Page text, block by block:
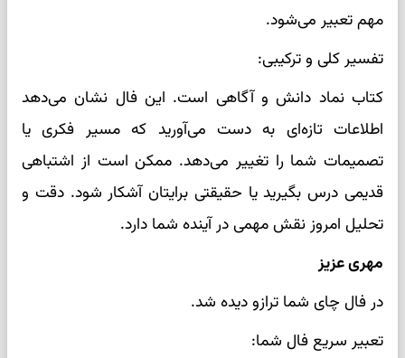
مهم تعبیر می‌شود.
تفسیر کلی و ترکیبی:
کتاب نماد دانش و آگاهی است. این فال نشان می‌دهد
اطلاعات تازه‌ای به دست می‌آورید که مسیر فکری یا
تصمیمات شما را تغییر می‌دهد. ممکن است از اشتباهی
قدیمی درس بگیرید یا حقیقتی برایتان آشکار شود. دقت و
تحلیل امروز نقش مهمی در آینده شما دارد.
مهری عزیز
در فال چای شما ترازو دیده شد.
تعبیر سریع فال شما: